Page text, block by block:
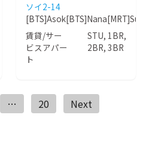
ソイ2-14
[BTS]Asok[BTS]Nana
賃貸/サー
ビスアパー
ト
STU, 1BR,
2BR, 3BR
投
稿
… 20 Next